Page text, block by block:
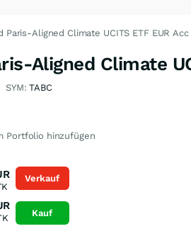
Paris-Aligned Climate UCITS ETF EUR Acc
Aligned Climate
SYM:TABC
Portfolio hinzufügen
Verkauf
Kauf